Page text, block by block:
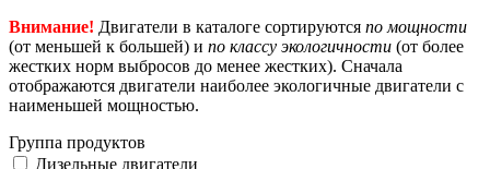
Внимание! Двигатели в каталоге сортируются по мощности
(от меньшей к большей) и по классу экологичности (от более
жестких норм выбросов до менее жестких). Сначала
отображаются двигатели наиболее экологичные двигатели с
наименьшей мощностью.
Группа продуктов
Дизельные двигатели